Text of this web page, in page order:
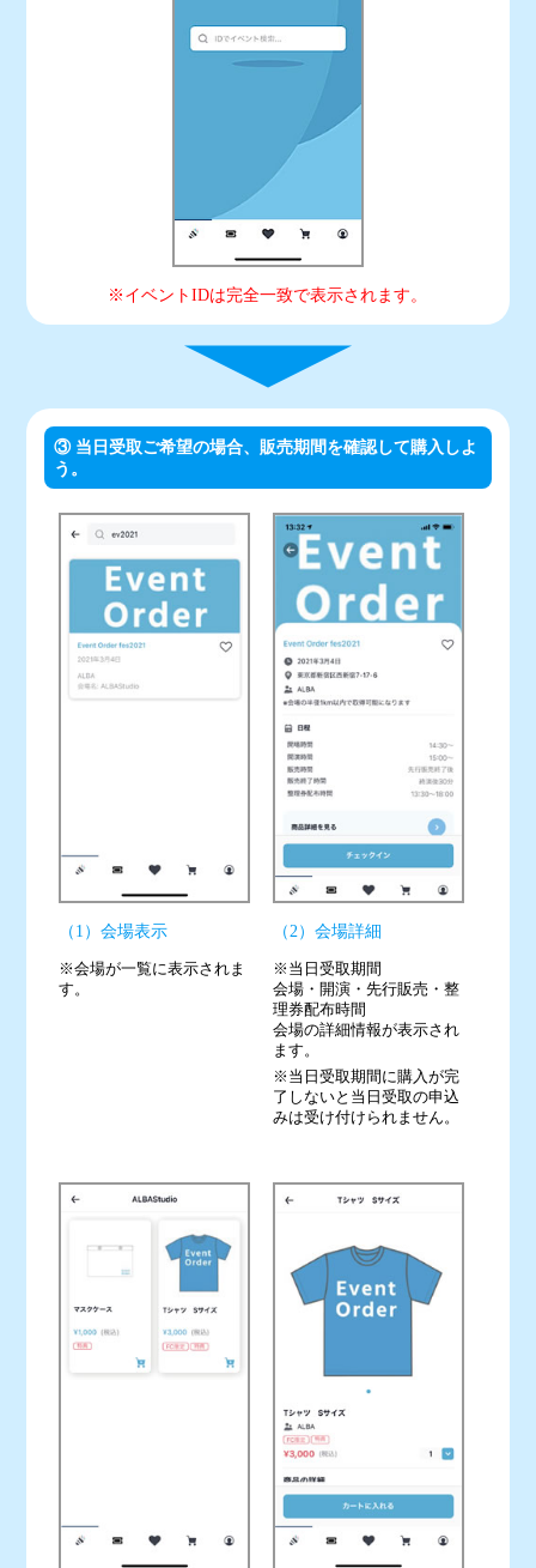
※イベントIDは完全一致で表示されます。
③ 当日受取ご希望の場合、販売期間を確認して購入しよ
う。
（1）会場表示
※会場が一覧に表示されま
す。
（2）会場詳細
※当日受取期間
会場・開演・先行販売・整
理券配布時間
会場の詳細情報が表示され
ます。
※当日受取期間に購入が完
了しないと当日受取の申込
みは受け付けられません。